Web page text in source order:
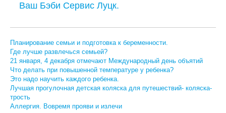
Ваш Бэби Сервис Луцк.
Планирование семьи и подготовка к беременности.
Где лучше развлечься семьей?
21 января, 4 декабря отмечают Международный день объятий
Что делать при повышенной температуре у ребенка?
Это надо научить каждого ребенка.
Лучшая прогулочная детская коляска для путешествий- коляска-
трость
Аллергия. Вовремя прояви и излечи